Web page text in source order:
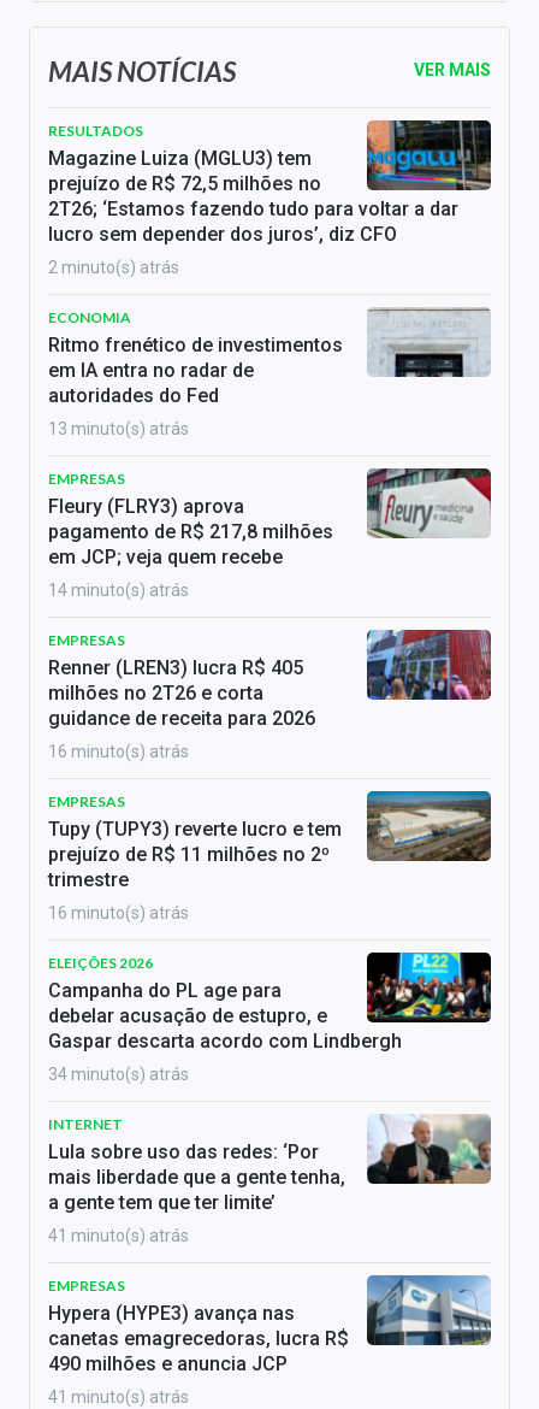
MAIS NOTÍCIAS VER MAIS
RESULTADOS
Magazine Luiza (MGLU3) tem
prejuízo de R$ 72,5 milhões no
2T26; ‘Estamos fazendo tudo para voltar a dar
lucro sem depender dos juros’, diz CFO
2 minuto(s) atrás
ECONOMIA
Ritmo frenético de investimentos
em IA entra no radar de
autoridades do Fed
13 minuto(s) atrás
EMPRESAS
Fleury (FLRY3) aprova
pagamento de R$ 217,8 milhões
em JCP; veja quem recebe
14 minuto(s) atrás
EMPRESAS
Renner (LREN3) lucra R$ 405
milhões no 2T26 e corta
guidance de receita para 2026
16 minuto(s) atrás
EMPRESAS
Tupy (TUPY3) reverte lucro e tem
prejuízo de R$ 11 milhões no 2º
trimestre
16 minuto(s) atrás
ELEIÇÕES 2026
Campanha do PL age para
debelar acusação de estupro, e
Gaspar descarta acordo com Lindbergh
34 minuto(s) atrás
INTERNET
Lula sobre uso das redes: ‘Por
mais liberdade que a gente tenha,
a gente tem que ter limite’
41 minuto(s) atrás
EMPRESAS
Hypera (HYPE3) avança nas
canetas emagrecedoras, lucra R$
490 milhões e anuncia JCP
41 minuto(s) atrás